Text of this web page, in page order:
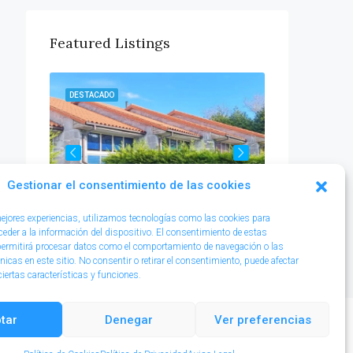
Gestionar el consentimiento de las cookies
experiencias, utilizamos tecnologías como las cookies para
a la información del dispositivo. El consentimiento de estas
procesar datos como el comportamiento de navegación o las
en este sitio. No consentir o retirar el consentimiento, puede afectar
características y funciones.
Denegar Ver preferencias
Featured Listings
DESTACADO